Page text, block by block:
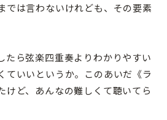
では言わないけれども、その要素
ら弦楽四重奏よりわかりやすい
ていいというか。このあいだ《ラ
けど、あんなの難しくて聴いてら